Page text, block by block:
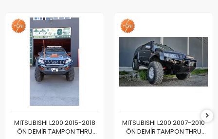
MITSUBISHI L200 2015-2018
ÖN DEMİR TAMPON THRU
MITSUBISHI L200 2007-2010
ÖN DEMİR TAMPON THRU